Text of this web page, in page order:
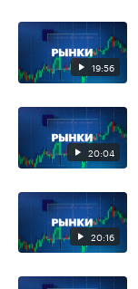
19:56
20:04
20:16